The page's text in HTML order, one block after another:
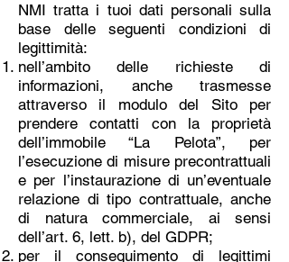
NMI tratta i tuoi dati personali sulla
base delle seguenti condizioni di
legittimità:
nell’ambito delle richieste di
informazioni, anche trasmesse
attraverso il modulo del Sito per
prendere contatti con la proprietà
dell’immobile “La Pelota”, per
l’esecuzione di misure precontrattuali
e per l’instaurazione di un’eventuale
relazione di tipo contrattuale, anche
di natura commerciale, ai sensi
dell’art. 6, lett. b), del GDPR;
per il conseguimento di legittimi